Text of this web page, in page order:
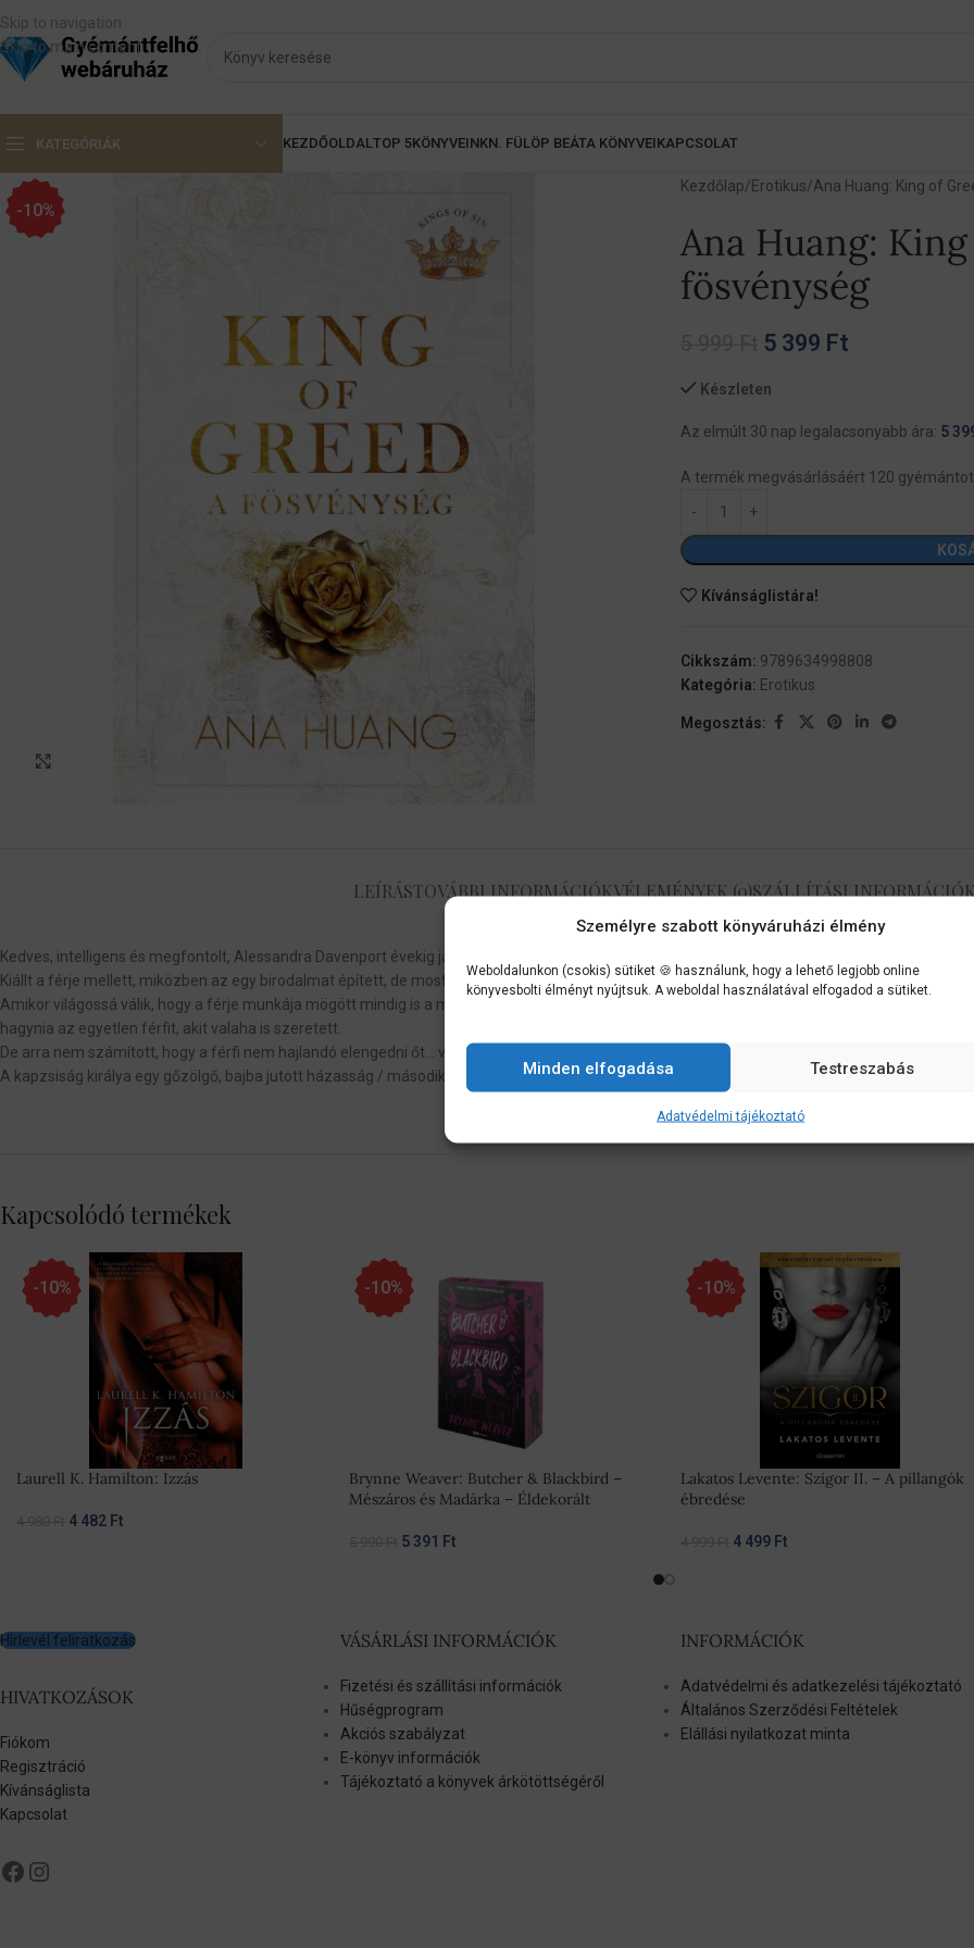
Személyre szabott könyváruházi élmény
Weboldalunkon (csokis) sütiket 🍪 használunk, hogy a lehető legjobb online
könyvesbolti élményt nyújtsuk. A weboldal használatával elfogadod a sütiket.
Minden elfogadása Testreszabás
Adatvédelmi tájékoztató
Skip to navigation
Skip to main content
KATEGÓRIÁK KEZDŐOLDALTOP 5KÖNYVEINKN. FÜLÖP BEÁTA KÖNYVEIKAPCSOLAT
-10%
Kezdőlap Erotikus Ana Huang: King of
Ana Huang:
fösvénység
5 399 Ft
Készleten
Az elmúlt 30 nap legalacsonyabb ára: 5
A termék megvásárlásáért 120 gyémántot
Kívánságlistára!
Cikkszám: 9789634998808
Kategória: Erotikus
Megosztás:
LEÍRÁSTOVÁBBI INFORMÁCIÓKVÉLEMÉNYEK (0)SZÁLLÍTÁSI
Kedves, intelligens és megfontolt, Alessandra Davenport évekig játszotta a trófea feleség szerepét.
Kiállt a férje mellett, miközben az egy birodalmat épített, de most, hogy felértek a csúcsra, rájön, hogy a férfi már nem az, akibe beleszeretett.
Amikor világossá válik, hogy a férje munkája mögött mindig is a második helyen fog állni, végre kezébe veszi az életét, és önmagát helyezi
hagynia az egyetlen férfit, akit valaha is szeretett.
De arra nem számított, hogy a férfi nem hajlandó elengedni őt… vagy arra, hogy bármi áron harcolni fog a házasságukért.
A kapzsiság királya egy gőzölgő, bajba jutott házasság / második esélyt kínáló románc. A Kings of Sin sorozat harmadik könyve, de önállóan is
Kapcsolódó termékek
-10%
Laurell K. Hamilton: Izzás
4 482 Ft
-10%
Brynne Weaver: Butcher & Blackbird –
Mészáros és Madárka – Éldekorált
5 391 Ft
-10%
Lakatos Levente: Szigor II. – A pillangók
ébredése
4 499 Ft
Hírlevél feliratkozás
HIVATKOZÁSOK
Fiókom
Regisztráció
Kívánságlista
Kapcsolat
VÁSÁRLÁSI INFORMÁCIÓK
Fizetési és szállítási információk
Hűségprogram
Akciós szabályzat
E-könyv információk
Tájékoztató a könyvek árkötöttségéről
INFORMÁCIÓK
Adatvédelmi és adatkezelési tájékoztató
Általános Szerződési Feltételek
Elállási nyilatkozat minta